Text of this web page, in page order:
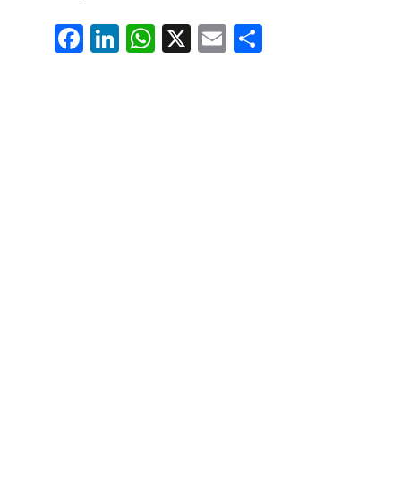
Fa
ce
Li
nk
W
ha
X E
m
Pa